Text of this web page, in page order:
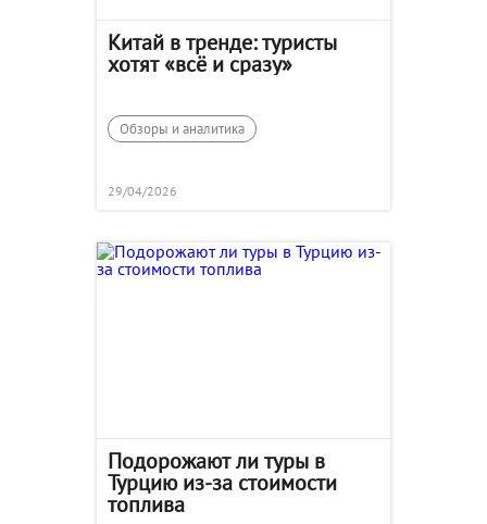
Китай в тренде: туристы
хотят «всё и сразу»
Обзоры и аналитика
29/04/2026
Подорожают ли туры в
Турцию из-за стоимости
топлива